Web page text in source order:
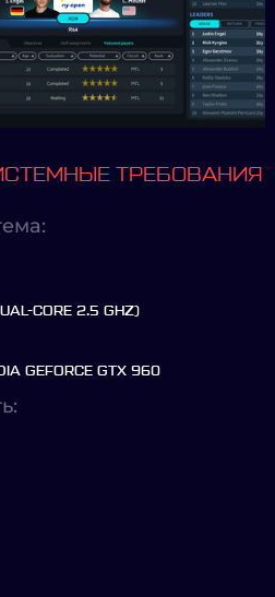
ТРЕБОВАНИЯ
CORE 2.5 GHZ)
GEFORCE GTX 960